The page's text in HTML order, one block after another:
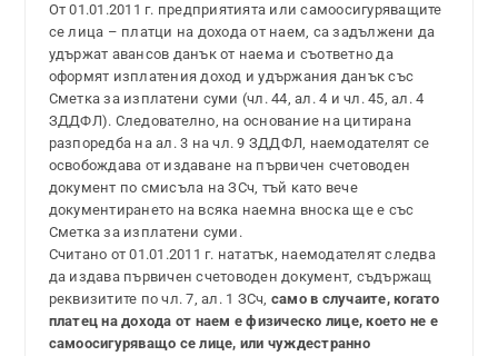
От 01.01.2011 г. предприятията или самоосигуряващите
се лица – платци на дохода от наем, са задължени да
удържат авансов данък от наема и съответно да
оформят изплатения доход и удържания данък със
Сметка за изплатени суми (чл. 44, ал. 4 и чл. 45, ал. 4
ЗДДФЛ). Следователно, на основание на цитирана
разпоредба на ал. 3 на чл. 9 ЗДДФЛ, наемодателят се
освобождава от издаване на първичен счетоводен
документ по смисъла на ЗСч, тъй като вече
документирането на всяка наемна вноска ще е със
Сметка за изплатени суми.
Считано от 01.01.2011 г. нататък, наемодателят следва
да издава първичен счетоводен документ, съдържащ
реквизитите по чл. 7, ал. 1 ЗСч, само в случаите, когато
платец на дохода от наем е физическо лице, което не е
самоосигуряващо се лице, или чуждестранно